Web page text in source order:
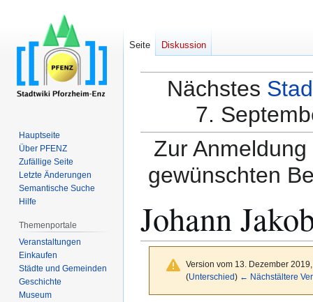
Nächstes
7.
Zur
gewünschten
Johann
Version vom 13. Dezember
(Unterschied) ← Nächstältere
Seite Diskussion
Hauptseite
Über PFENZ
Zufällige Seite
Letzte Änderungen
Semantische Suche
Hilfe
Themenportale
Veranstaltungen
Einkaufen
Städte und Gemeinden
Geschichte
Museum